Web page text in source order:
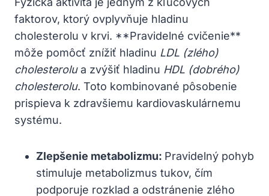
faktorov, ktorý ovplyvňuje hladinu
cholesterolu v krvi. **Pravidelné cvičenie**
môže pomôcť znížiť hladinu LDL (zlého)
cholesterolua zvýšiť hladinu HDL (dobrého)
cholesterolu. Toto kombinované pôsobenie
prispieva k zdravšiemu kardiovaskulárnemu
systému.
Zlepšenie metabolizmu: Pravidelný pohyb
stimuluje metabolizmus tukov, čím
podporuje rozklad a odstránenie zlého